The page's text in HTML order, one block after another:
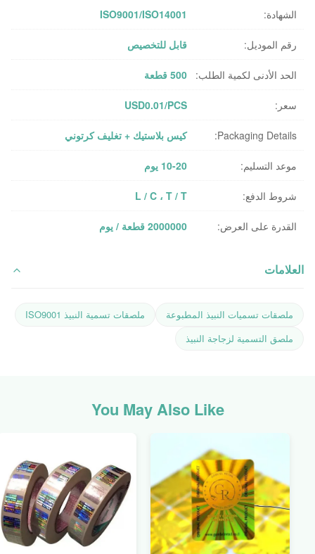
الشهادة: ISO9001/ISO14001
رقم الموديل: قابل للتخصيص
الحد الأدنى لكمية الطلب: 500 قطعة
سعر: USD0.01/PCS
Packaging Details: كيس بلاستيك + تغليف كرتوني
موعد التسليم: 10-20 يوم
شروط الدفع: L / C ، T / T
القدرة على العرض: 2000000 قطعة / يوم
العلامات
ملصقات تسميات النبيذ المطبوعة
ملصقات تسمية النبيذ ISO9001
ملصق التسمية لزجاجة النبيذ
You May Also Like